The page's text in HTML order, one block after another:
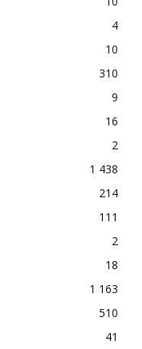
4
10
310
9
16
2
1 438
214
111
2
18
1 163
510
41